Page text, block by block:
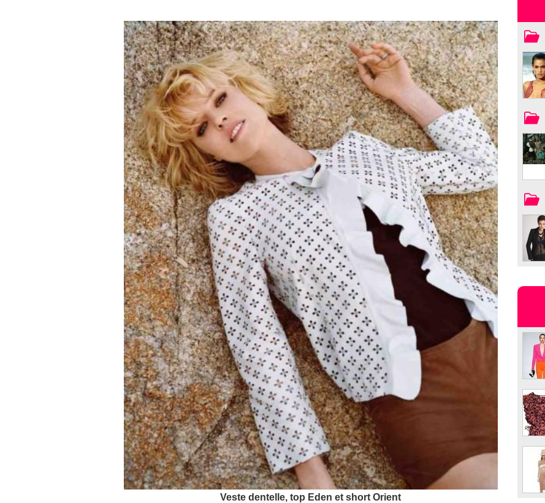
Veste dentelle, top Eden et short Orient